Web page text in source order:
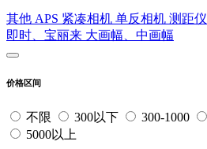
其他 APS 紧凑相机 单反相机 测距仪
即时、宝丽来 大画幅、中画幅
价格区间
不限 300以下 300-1000
5000以上